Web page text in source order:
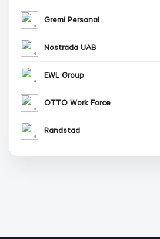
Gremi Personal
Nostrada UAB
EWL Group
OTTO Work Force
Randstad